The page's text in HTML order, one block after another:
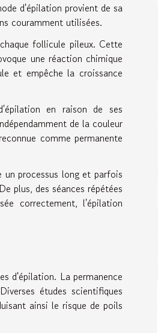
d'épilation provient de sa
couramment utilisées.
follicule pileux. Cette
une réaction chimique
et empêche la croissance
en raison de ses
de la couleur
comme permanente
processus long et parfois
plus, des séances répétées
correctement, l'épilation
d'épilation. La permanence
études scientifiques
ainsi le risque de poils